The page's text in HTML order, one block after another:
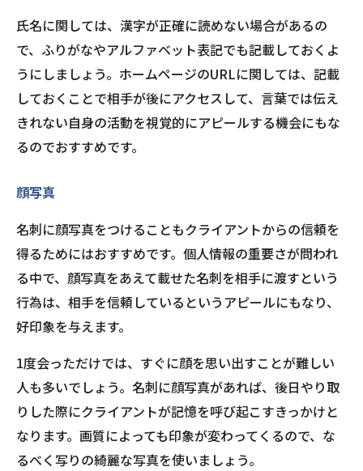
氏名に関しては、漢字が正確に読めない場合があるの
で、ふりがなやアルファベット表記でも記載しておくよ
うにしましょう。ホームページのURLに関しては、記載
しておくことで相手が後にアクセスして、言葉では伝え
きれない自身の活動を視覚的にアピールする機会にもな
るのでおすすめです。
顔写真
名刺に顔写真をつけることもクライアントからの信頼を
得るためにはおすすめです。個人情報の重要さが問われ
る中で、顔写真をあえて載せた名刺を相手に渡すという
行為は、相手を信頼しているというアピールにもなり、
好印象を与えます。
1度会っただけでは、すぐに顔を思い出すことが難しい
人も多いでしょう。名刺に顔写真があれば、後日やり取
りした際にクライアントが記憶を呼び起こすきっかけと
なります。画質によっても印象が変わってくるので、な
るべく写りの綺麗な写真を使いましょう。